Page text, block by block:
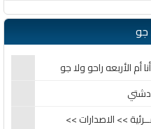
جو
أم الأربعه راحو ولا جو
>> الاصدارات >>